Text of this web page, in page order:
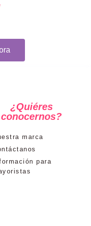
¿Quiéres
conocernos?
marca
para